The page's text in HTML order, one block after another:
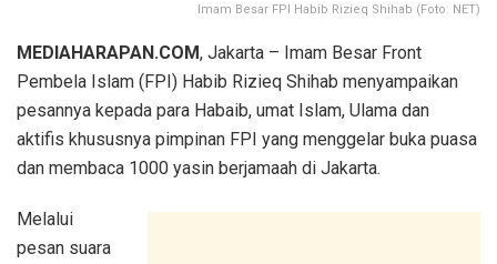
Imam Besar FPI Habib Rizieq Shihab (Foto: NET)
MEDIAHARAPAN.COM, Jakarta – Imam Besar Front
Pembela Islam (FPI) Habib Rizieq Shihab menyampaikan
pesannya kepada para Habaib, umat Islam, Ulama dan
aktifis khususnya pimpinan FPI yang menggelar buka puasa
dan membaca 1000 yasin berjamaah di Jakarta.
Melalui
pesan suara